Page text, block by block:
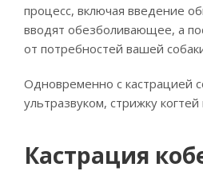
процесс, включая введение
вводят обезболивающее, а
от потребностей вашей
Одновременно с кастрацией
ультразвуком, стрижку
Кастрация